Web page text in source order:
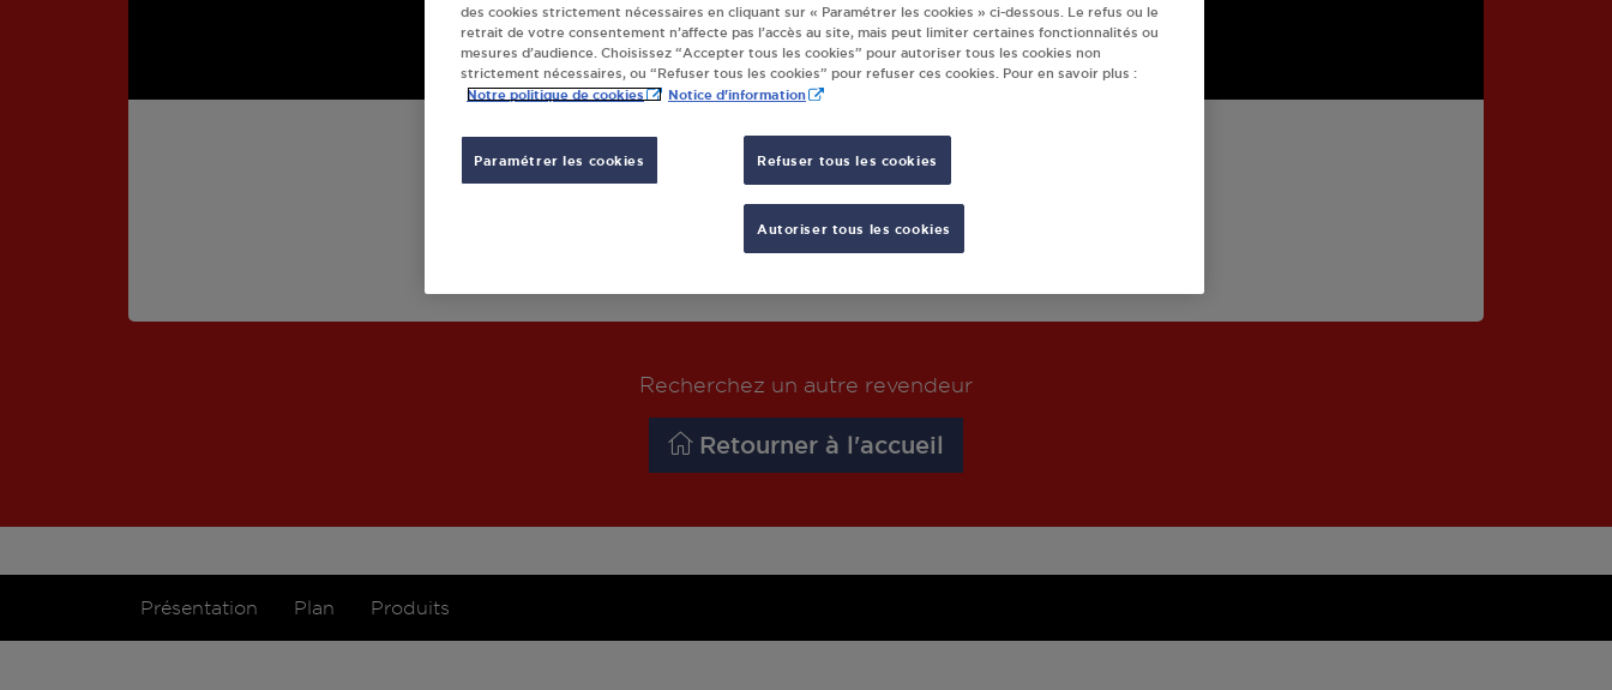
COCCINELLE DUMESNIL SANDRINE LE TEILLEUL
18 RUE DES VIGNES
AFFICHER LE TÉLÉPHONE
Recherchez un autre revendeur
Retourner à l'accueil
Présentation Plan Produits
des cookies strictement nécessaires en cliquant sur « Paramétrer les cookies » ci-dessous. Le refus ou le
retrait de votre consentement n’affecte pas l’accès au site, mais peut limiter certaines fonctionnalités ou
mesures d’audience. Choisissez “Accepter tous les cookies” pour autoriser tous les cookies non
strictement nécessaires, ou “Refuser tous les cookies” pour refuser ces cookies. Pour en savoir plus :
Notre politique de cookies Notice d'information
Paramétrer les cookies Refuser tous les cookies
Autoriser tous les cookies